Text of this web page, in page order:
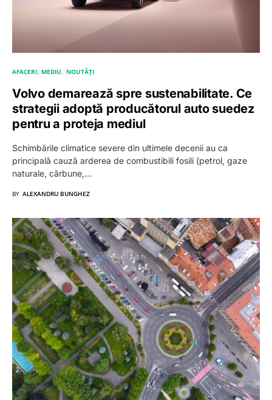
AFACERI MEDIU NOUTĂȚI
Volvo demarează spre sustenabilitate. Ce
strategii adoptă producătorul auto suedez
pentru a proteja mediul
Schimbările climatice severe din ultimele decenii au ca
principală cauză arderea de combustibili fosili (petrol, gaze
naturale, cărbune,…
BY ALEXANDRU BUNGHEZ